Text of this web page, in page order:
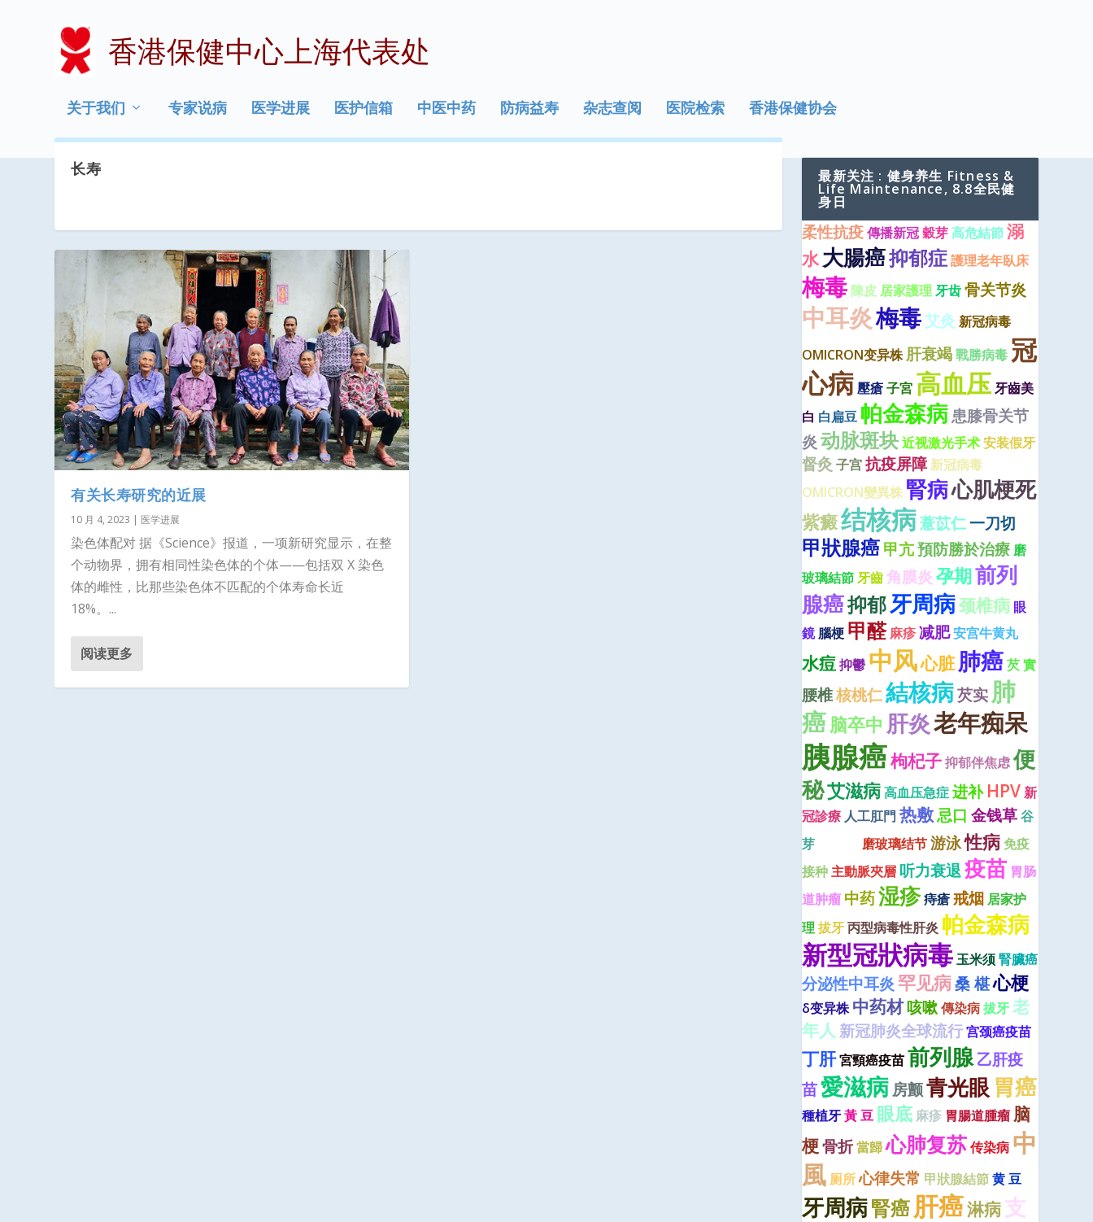
香港保健中心上海代表处
关于我们 专家说病 医学进展 医护信箱 中医中药 防病益寿 杂志查阅 医院检索 香港保健协会
长寿
有关长寿研究的近展
10 月 4, 2023 |医学进展
染色体配对 据《Science》报道，一项新研究显示，在整
个动物界，拥有相同性染色体的个体——包括双 X 染色
体的雌性，比那些染色体不匹配的个体寿命长近
18%。...
阅读更多
最新关注 : 健身养生 Fitness &
Life Maintenance, 8.8全民健
身日
柔性抗疫傳播新冠穀芽高危結節溺
水大腸癌抑郁症護理老年臥床
梅毒 陳皮 居家護理 牙齿骨关节炎
中耳炎梅毒艾灸 新冠病毒
OMICRON变异株肝衰竭戰勝病毒 冠
心病壓瘡子宮 高血压牙齒美
白 白扁豆 帕金森病患膝骨关节
炎动脉斑块近视激光手术安装假牙
督灸 子宫抗疫屏障 新冠病毒
OMICRON變異株 腎病心肌梗死
紫癜结核病薏苡仁一刀切
甲狀腺癌甲亢預防勝於治療 磨
玻璃結節牙齒角膜炎 孕期前列
腺癌抑郁牙周病颈椎病 眼
鏡 腦梗 甲醛 麻疹减肥安宫牛黄丸
水痘抑鬱 中风心脏肺癌芡 實
腰椎核桃仁結核病芡实肺
癌脑卒中 肝炎老年痴呆
胰腺癌枸杞子抑郁伴焦虑便
秘艾滋病高血压急症进补 HPV新
冠診療 人工肛門 热敷忌口 金钱草谷
芽
磨玻璃结节游泳性病免疫
接种主動脈夾層 听力衰退疫苗 胃肠
道肿瘤 中药湿疹痔瘡戒烟 居家护
理 拔牙丙型病毒性肝炎 帕金森病
新型冠狀病毒玉米须腎臟癌
分泌性中耳炎罕见病桑 椹心梗
δ变异株 中药材咳嗽傳染病拔牙老
年人 新冠肺炎全球流行宫颈癌疫苗
丁肝宮頸癌疫苗前列腺乙肝疫
苗愛滋病房颤青光眼胃癌
種植牙黃 豆 眼底 麻疹 胃腸道腫瘤 脑
梗骨折當歸心肺复苏传染病 中
風 厕所心律失常 甲狀腺結節黄 豆
牙周病腎癌肝癌淋病支